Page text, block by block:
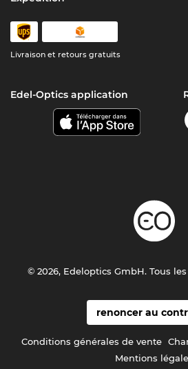
Livraison et retours gratuits
Edel-Optics application
renoncer au
Conditions générales de vente
Mentions
© 2026, Edeloptics GmbH. Tous